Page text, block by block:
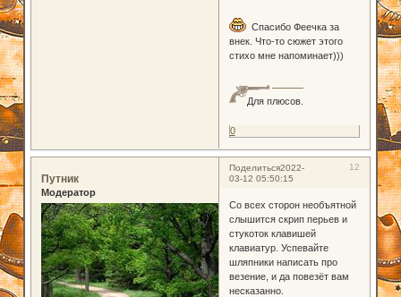
Спасибо Феечка за
внек. Что-то сюжет этого
стихо мне напоминает)))
Для плюсов.
0
Поделиться 12
2022-
03-12 05:50:15
Путник
Модератор
Со всех сторон необъятной
слышится скрип перьев и
стукоток клавишей
клавиатур. Успевайте
шляпники написать про
везение, и да повезёт вам
несказанно.